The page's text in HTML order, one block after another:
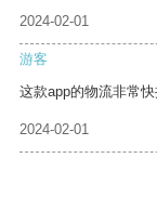
2024-02-01
游客
这款app的物流非常
2024-02-01